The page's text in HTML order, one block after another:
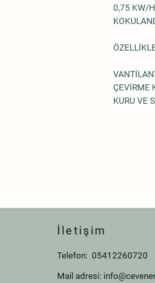
0,75 KW/H
ÇEVİRME
KURU VE
İletişim
Telefon: 05412260720
Mail adresi: